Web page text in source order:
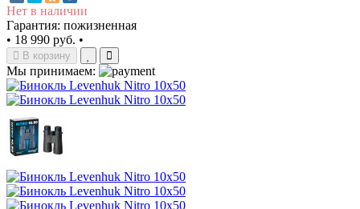
Нет в наличии
Гарантия: пожизненная
• 18 990 руб. •
В корзину
Мы принимаем: